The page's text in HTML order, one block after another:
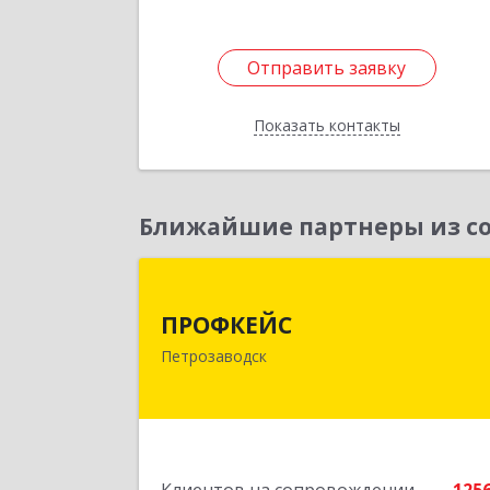
Отправить заявку
Показать контакты
Отправить заявку
Назад
Ближайшие партнеры из
ПРОФКЕЙС
Петрозаводск